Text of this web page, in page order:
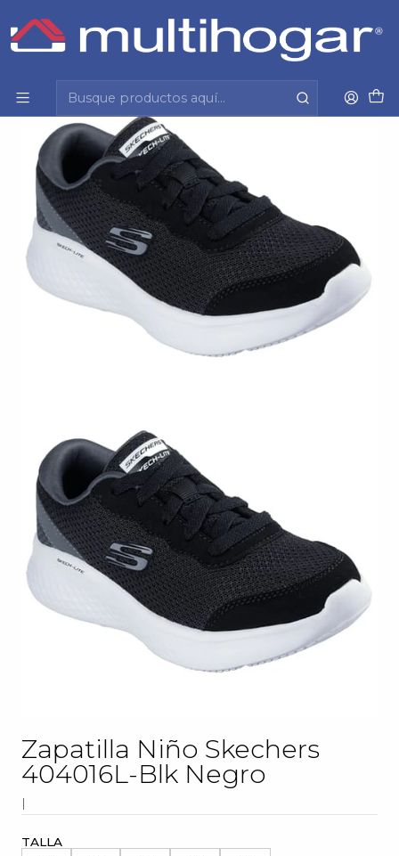
Inicio
Zapatilla
Zapatilla Niño Skechers 404016L-Blk Negro
Zapatilla Niño Skechers
404016L-Blk Negro
|
TALLA